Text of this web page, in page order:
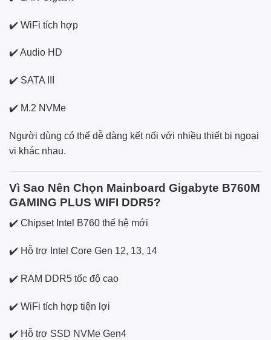
✔️ WiFi tích hợp
✔️ Audio HD
✔️ SATA III
✔️ M.2 NVMe
Người dùng có thể dễ dàng kết nối với nhiều thiết bị ngoại
vi khác nhau.
Vì Sao Nên Chọn Mainboard Gigabyte B760M
GAMING PLUS WIFI DDR5?
✔️ Chipset Intel B760 thế hệ mới
✔️ Hỗ trợ Intel Core Gen 12, 13, 14
✔️ RAM DDR5 tốc độ cao
✔️ WiFi tích hợp tiện lợi
✔️ Hỗ trợ SSD NVMe Gen4